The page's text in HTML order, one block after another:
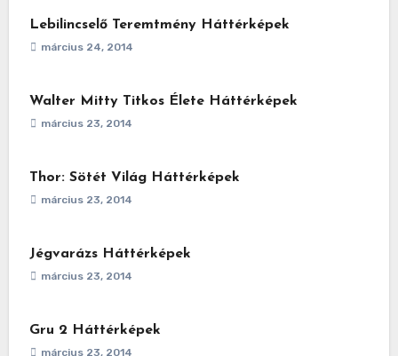
Lebilincselő Teremtmény Háttérképek
március 24, 2014
Walter Mitty Titkos Élete Háttérképek
március 23, 2014
Thor: Sötét Világ Háttérképek
március 23, 2014
Jégvarázs Háttérképek
március 23, 2014
Gru 2 Háttérképek
március 23, 2014